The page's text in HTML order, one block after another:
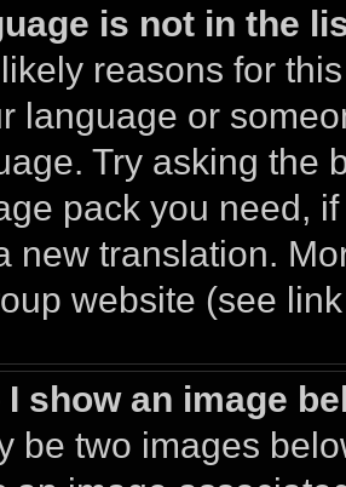
is not in the
reasons for
language or
Try asking the
pack you need,
new translation.
website (see
I show an image
be two images